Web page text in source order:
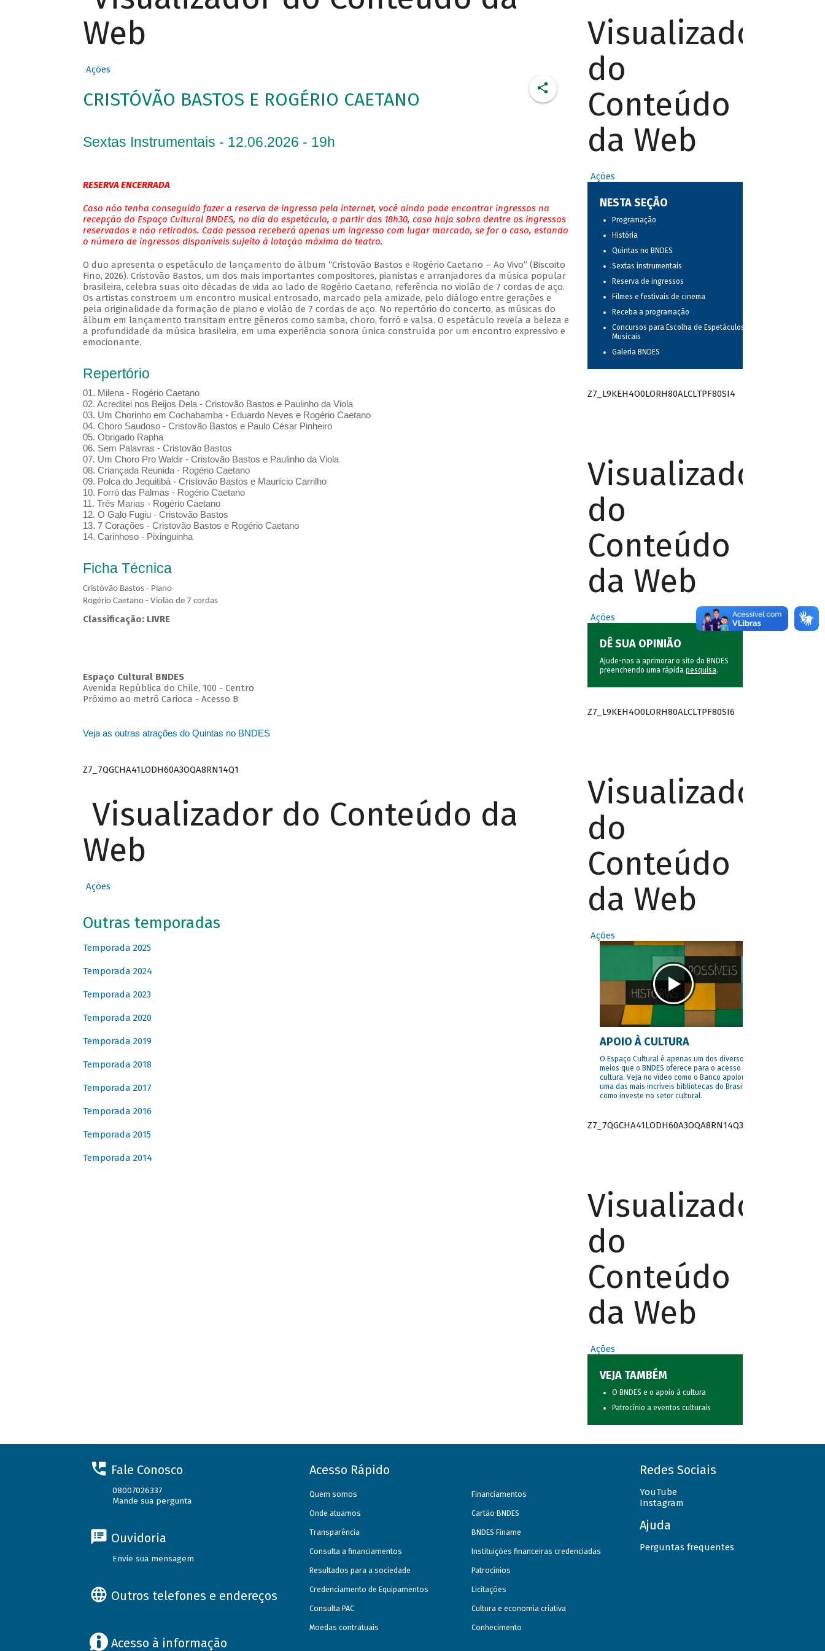
Web
Ações
CRISTÓVÃO BASTOS E ROGÉRIO CAETANO
Sextas Instrumentais - 12.06.2026 - 19h
RESERVA ENCERRADA
Caso não tenha conseguido fazer a reserva de ingresso pela internet, você ainda pode encontrar ingressos na
recepção do Espaço Cultural BNDES, no dia do espetáculo, a partir das 18h30, caso haja sobra dentre os ingressos
reservados e não retirados. Cada pessoa receberá apenas um ingresso com lugar marcado, se for o caso, estando
o número de ingressos disponíveis sujeito à lotação máxima do teatro.
O duo apresenta o espetáculo de lançamento do álbum “Cristovão Bastos e Rogério Caetano – Ao Vivo” (Biscoito
Fino, 2026). Cristovão Bastos, um dos mais importantes compositores, pianistas e arranjadores da música popular
brasileira, celebra suas oito décadas de vida ao lado de Rogério Caetano, referência no violão de 7 cordas de aço.
Os artistas constroem um encontro musical entrosado, marcado pela amizade, pelo diálogo entre gerações e
pela originalidade da formação de piano e violão de 7 cordas de aço. No repertório do concerto, as músicas do
álbum em lançamento transitam entre gêneros como samba, choro, forró e valsa. O espetáculo revela a beleza e
a profundidade da música brasileira, em uma experiência sonora única construída por um encontro expressivo e
emocionante.
Repertório
01. Milena - Rogério Caetano
02. Acreditei nos Beijos Dela - Cristovão Bastos e Paulinho da Viola
03. Um Chorinho em Cochabamba - Eduardo Neves e Rogério Caetano
04. Choro Saudoso - Cristovão Bastos e Paulo César Pinheiro
05. Obrigado Rapha
06. Sem Palavras - Cristovão Bastos
07. Um Choro Pro Waldir - Cristovão Bastos e Paulinho da Viola
08. Criançada Reunida - Rogério Caetano
09. Polca do Jequitibá - Cristovão Bastos e Maurício Carrilho
10. Forró das Palmas - Rogério Caetano
11. Três Marias - Rogério Caetano
12. O Galo Fugiu - Cristovão Bastos
13. 7 Corações - Cristovão Bastos e Rogério Caetano
14. Carinhoso - Pixinguinha
Ficha Técnica
Cristóvão Bastos - Piano
Rogério Caetano - Violão de 7 cordas
Classificação: LIVRE
Espaço Cultural BNDES
Avenida República do Chile, 100 - Centro
Próximo ao metrô Carioca - Acesso B
Veja as outras atrações do Quintas no BNDES
Z7_7QGCHA41LODH60A3OQA8RN14Q1
Visualizador do Conteúdo da
Web
Ações
Outras temporadas
Temporada 2025
Temporada 2024
Temporada 2023
Temporada 2020
Temporada 2019
Temporada 2018
Temporada 2017
Temporada 2016
Temporada 2015
Temporada 2014
Visualizador
do
Conteúdo
da Web
Ações
NESTA SEÇÃO
Programação
História
Quintas no BNDES
Sextas instrumentais
Reserva de ingressos
Filmes e festivais de cinema
Receba a programação
Concursos para Escolha de Espetáculos
Musicais
Galeria BNDES
Z7_L9KEH4O0LORH80ALCLTPF80SI4
Visualizador
do
Conteúdo
da Web
Ações
DÊ SUA OPINIÃO
Ajude-nos a aprimorar o site do BNDES
preenchendo uma rápida pesquisa.
Z7_L9KEH4O0LORH80ALCLTPF80SI6
Visualizador
do
Conteúdo
da Web
Ações
APOIO À CULTURA
O Espaço Cultural é apenas um dos diversos
meios que o BNDES oferece para o acesso à
cultura. Veja no vídeo como o Banco apoiou
uma das mais incríveis bibliotecas do Brasil e
como investe no setor cultural.
Z7_7QGCHA41LODH60A3OQA8RN14Q3
Visualizador
do
Conteúdo
da Web
Ações
VEJA TAMBÉM
O BNDES e o apoio à cultura
Patrocínio a eventos culturais
Fale Conosco
08007026337
Mande sua pergunta
Ouvidoria
Envie sua mensagem
Outros telefones e endereços
Acesso à informação
Acesso Rápido
Quem somos
Onde atuamos
Transparência
Consulta a financiamentos
Resultados para a sociedade
Credenciamento de Equipamentos
Consulta PAC
Moedas contratuais
Financiamentos
Cartão BNDES
BNDES Finame
Instituições financeiras credenciadas
Patrocínios
Licitações
Cultura e economia criativa
Conhecimento
Redes Sociais
YouTube
Instagram
Ajuda
Perguntas frequentes